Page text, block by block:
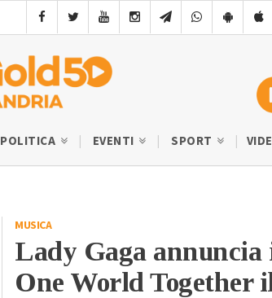
POLITICA EVENTI SPORT
MUSICA
Lady Gaga annuncia
One World Together